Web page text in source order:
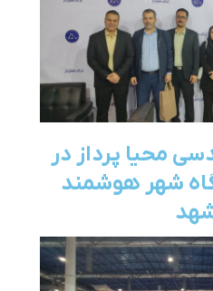
محیا پرداز در
شهر هوشمند